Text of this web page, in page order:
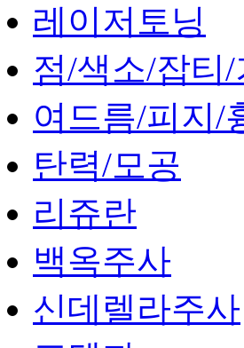
레이저토닝
점/색소/잡티/
여드름/피지/
탄력/모공
리쥬란
백옥주사
신데렐라주사